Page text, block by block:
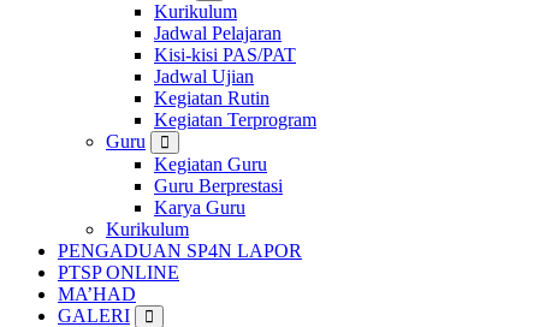
Kurikulum
Jadwal Pelajaran
Kisi-kisi PAS/PAT
Jadwal Ujian
Kegiatan Rutin
Kegiatan Terprogram
Guru
Kegiatan Guru
Guru Berprestasi
Karya Guru
Kurikulum
PENGADUAN SP4N LAPOR
PTSP ONLINE
MA’HAD
GALERI